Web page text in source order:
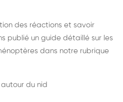
des réactions et savoir
publié un guide détaillé sur les
dans notre rubrique
du nid